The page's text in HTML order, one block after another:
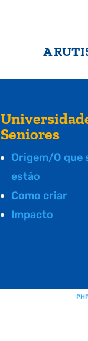
A
Seniores
Origem/O que
estão
Como criar
Impacto